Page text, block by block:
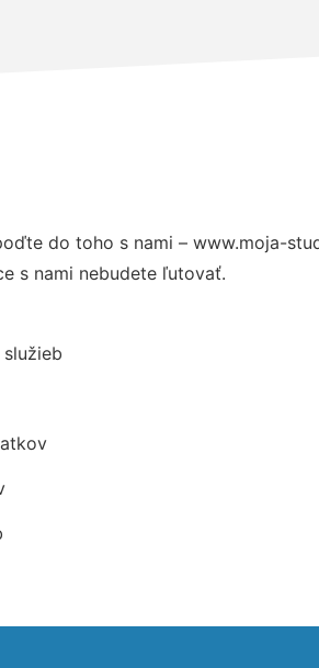
do toho s nami – www.moja-
s nami nebudete ľutovať.